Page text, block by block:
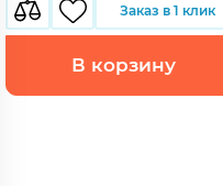
Заказ в 1 клик
В корзину